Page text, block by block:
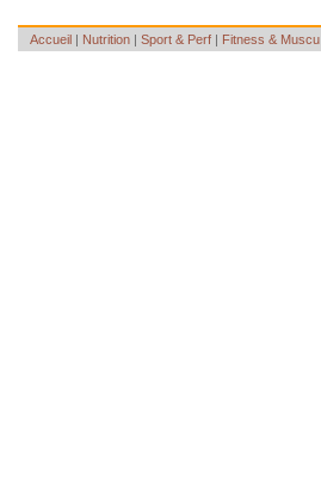
Accueil | Nutrition | Sport & Perf | Fitness & Muscu